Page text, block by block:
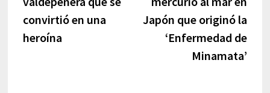
entradas
convirtió en una
heroína
Japón que originó la
‘Enfermedad de
Minamata’